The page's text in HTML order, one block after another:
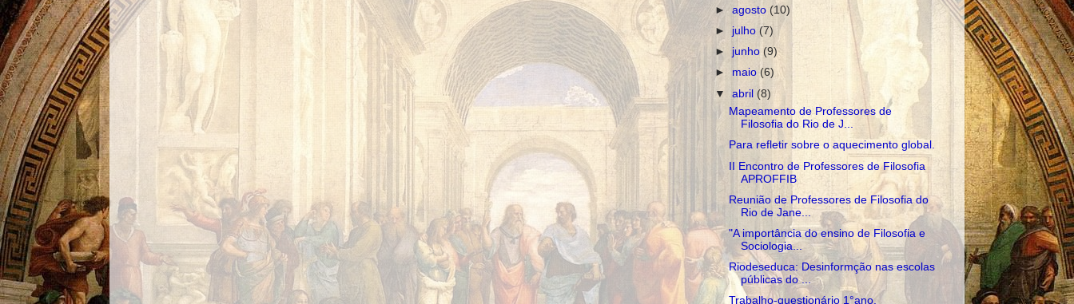
►agosto (10)
► julho(7)
► junho(9)
► maio(6)
▼abril (8)
Mapeamento de Professores de
Filosofia do Rio de J...
Para refletir sobre o aquecimento global.
II Encontro de Professores de Filosofia
APROFFIB
Reunião de Professores de Filosofia do
Rio de Jane...
"A importância do ensino de Filosofia e
Sociologia...
Riodeseduca: Desinformção nas escolas
públicas do ...
Trabalho-questionário 1°ano,